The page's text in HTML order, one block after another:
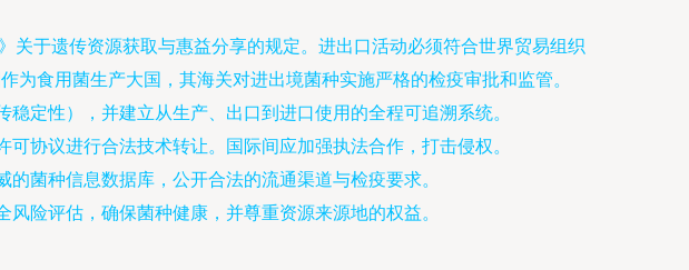
关于遗传资源获取与惠益分享的规定。进出口活动必须符合世界贸易组织
为食用菌生产大国，其海关对进出境菌种实施严格的检疫审批和监管。
定性），并建立从生产、出口到进口使用的全程可追溯系统。
协议进行合法技术转让。国际间应加强执法合作，打击侵权。
菌种信息数据库，公开合法的流通渠道与检疫要求。
险评估，确保菌种健康，并尊重资源来源地的权益。